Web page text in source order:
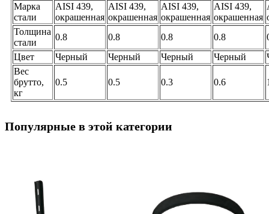
Марка
стали
AISI 439,
окрашенная
AISI 439,
окрашенная
AISI 439,
окрашенная
AISI 439,
окрашенная
Толщина
стали
0.8 0.8 0.8 0.8
Цвет
Черный Черный Черный Черный
Вес
брутто,
кг
0.5 0.5 0.3 0.6
Популярные в этой категории